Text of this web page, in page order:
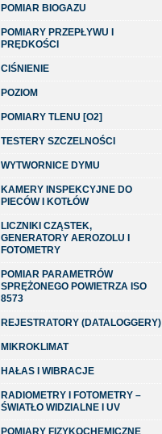
POMIAR BIOGAZU
POMIARY PRZEPŁYWU I
PRĘDKOŚCI
CIŚNIENIE
POZIOM
POMIARY TLENU [O2]
TESTERY SZCZELNOŚCI
WYTWORNICE DYMU
KAMERY INSPEKCYJNE DO
PIECÓW I KOTŁÓW
LICZNIKI CZĄSTEK,
GENERATORY AEROZOLU I
FOTOMETRY
POMIAR PARAMETRÓW
SPRĘŻONEGO POWIETRZA ISO
8573
REJESTRATORY (DATALOGGERY)
MIKROKLIMAT
HAŁAS I WIBRACJE
RADIOMETRY I FOTOMETRY –
ŚWIATŁO WIDZIALNE I UV
POMIARY FIZYKOCHEMICZNE